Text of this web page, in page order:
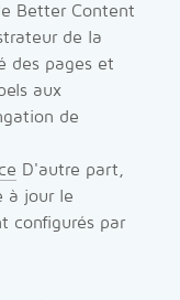
Better Content
de la
des pages et
aux
de
D'autre part,
à jour le
configurés par